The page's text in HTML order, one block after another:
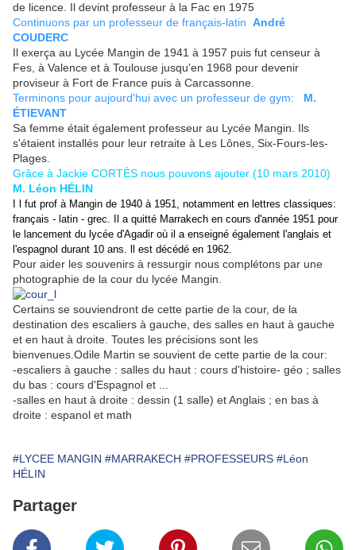
de licence. Il devint professeur à la Fac en 1975
Continuons par un professeur de français-latin André
COUDERC
Il exerça au Lycée Mangin de 1941 à 1957 puis fut censeur à
Fes, à Valence et à Toulouse jusqu'en 1968 pour devenir
proviseur à Fort de France puis à Carcassonne.
Terminons pour aujourd'hui avec un professeur de gym: M.
ÉTIEVANT
Sa femme était également professeur au Lycée Mangin. Ils
s'étaient installés pour leur retraite à Les Lônes, Six-Fours-les-
Plages.
Grâce à Jackie CORTÈS nous pouvons ajouter (10 mars 2010)
M. Léon HÉLIN
I l fut prof à Mangin de 1940 à 1951, notamment en lettres classiques:
français - latin - grec. Il a quitté Marrakech en cours d'année 1951 pour
le lancement du lycée d'Agadir où il a enseigné également l'anglais et
l'espagnol durant 10 ans. ll est décédé en 1962.
Pour aider les souvenirs à ressurgir nous complétons par une
photographie de la cour du lycée Mangin.
Certains se souviendront de cette partie de la cour, de la
destination des escaliers à gauche, des salles en haut à gauche
et en haut à droite. Toutes les précisions sont les
bienvenues.Odile Martin se souvient de cette partie de la cour:
-escaliers à gauche : salles du haut : cours d'histoire- géo ; salles
du bas : cours d'Espagnol et ...
-salles en haut à droite : dessin (1 salle) et Anglais ; en bas à
droite : espanol et math
#LYCEE MANGIN #MARRAKECH #PROFESSEURS #Léon
HÉLIN
Partager